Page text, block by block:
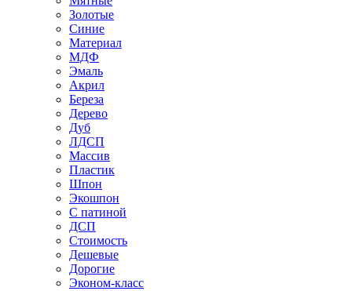
Золотые
Синие
Материал
МДФ
Эмаль
Акрил
Береза
Дерево
Дуб
ЛДСП
Массив
Пластик
Шпон
Экошпон
С патиной
ДСП
Стоимость
Дешевые
Дорогие
Эконом-класс